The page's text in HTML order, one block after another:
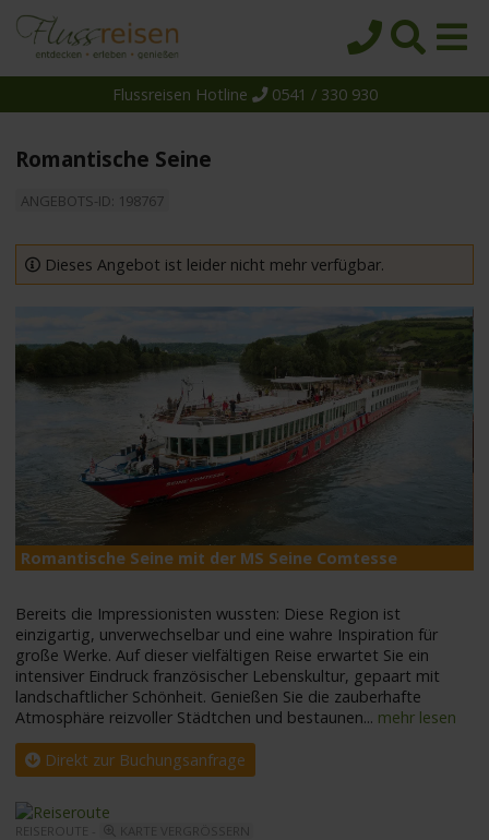
Reedereien
Über uns
Wissen
Flussreisen Hotline 0541 / 330 930
Romantische Seine
ANGEBOTS-ID: 198767
Dieses Angebot ist leider nicht mehr verfügbar.
Romantische Seine mit der MS Seine Comtesse
Bereits die Impressionisten wussten: Diese Region ist
einzigartig, unverwechselbar und eine wahre Inspiration für
große Werke. Auf dieser vielfältigen Reise erwartet Sie ein
intensiver Eindruck französischer Lebenskultur, gepaart mit
landschaftlicher Schönheit. Genießen Sie die zauberhafte
Atmosphäre reizvoller Städtchen und bestaunen... mehr lesen
Direkt zur Buchungsanfrage
REISEROUTE -